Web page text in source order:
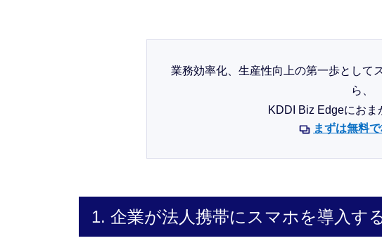
業務効率化、生産性向上の第一歩として
ら、
KDDI Biz Edgeにおま
まずは無料
1. 企業が法人携帯にスマホを導入す